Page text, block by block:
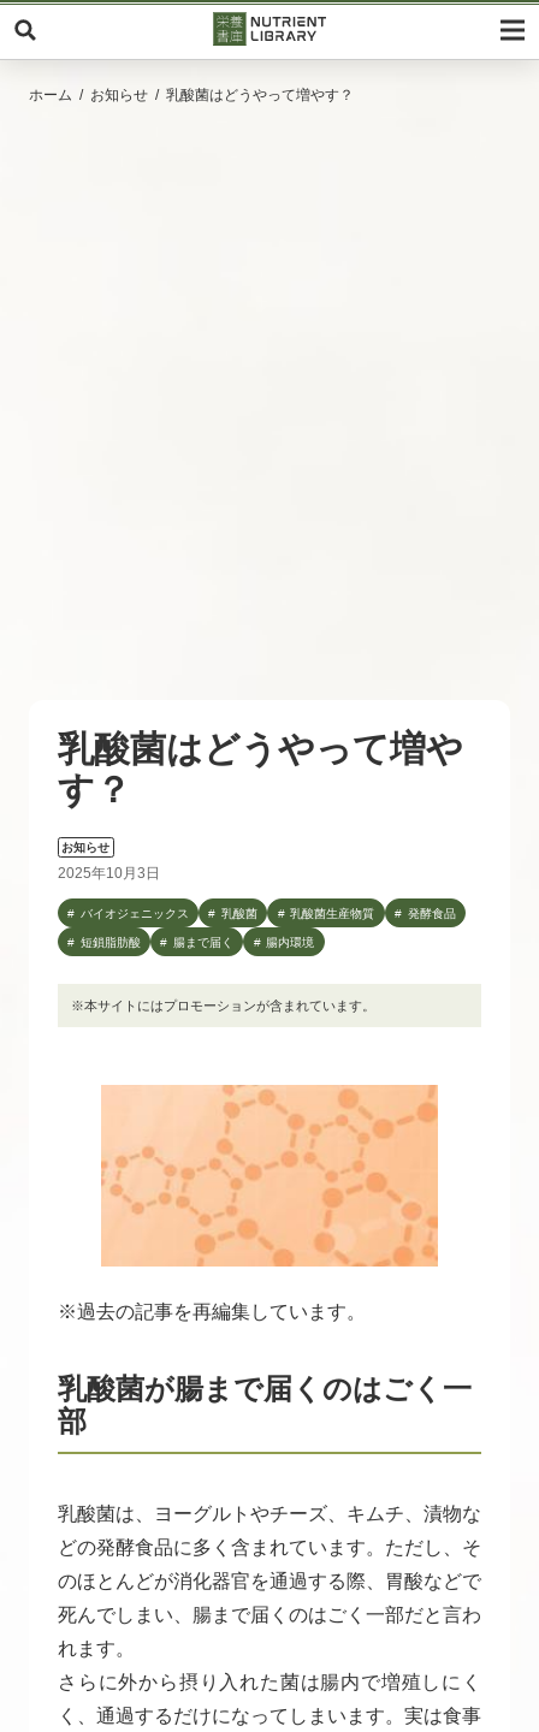
ホーム お知らせ 乳酸菌はどうやって増やす？
乳酸菌はどうやって増や
す？
お知らせ
2025年10月3日
バイオジェニックス 乳酸菌 乳酸菌生産物質 発酵食品
短鎖脂肪酸 腸まで届く 腸内環境
※本サイトにはプロモーションが含まれています。
※過去の記事を再編集しています。
乳酸菌が腸まで届くのはごく一
部
乳酸菌は、ヨーグルトやチーズ、キムチ、漬物な
どの発酵食品に多く含まれています。ただし、そ
のほとんどが消化器官を通過する際、胃酸などで
死んでしまい、腸まで届くのはごく一部だと言わ
れます。
さらに外から摂り入れた菌は腸内で増殖しにく
く、通過するだけになってしまいます。実は食事